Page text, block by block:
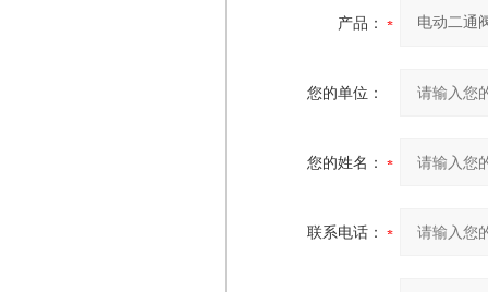
产品：
您的单位：
您的姓名：
联系电话：